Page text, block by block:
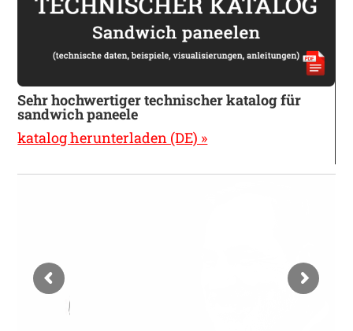
Sehr hochwertiger technischer katalog für
sandwich paneele
katalog herunterladen (DE) »
nach technischen zeichnungen